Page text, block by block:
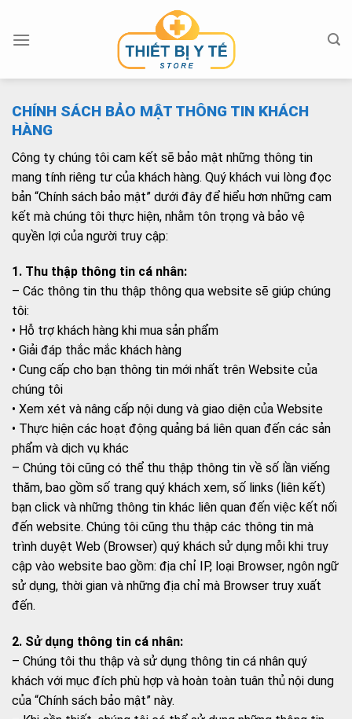
content
CHÍNH SÁCH BẢO MẬT THÔNG TIN KHÁCH
HÀNG
Công ty chúng tôi cam kết sẽ bảo mật những thông tin
mang tính riêng tư của khách hàng. Quý khách vui lòng đọc
bản “Chính sách bảo mật” dưới đây để hiểu hơn những cam
kết mà chúng tôi thực hiện, nhằm tôn trọng và bảo vệ
quyền lợi của người truy cập:
1. Thu thập thông tin cá nhân:
– Các thông tin thu thập thông qua website sẽ giúp chúng
tôi:
• Hỗ trợ khách hàng khi mua sản phẩm
• Giải đáp thắc mắc khách hàng
• Cung cấp cho bạn thông tin mới nhất trên Website của
chúng tôi
• Xem xét và nâng cấp nội dung và giao diện của Website
• Thực hiện các hoạt động quảng bá liên quan đến các sản
phẩm và dịch vụ khác
– Chúng tôi cũng có thể thu thập thông tin về số lần viếng
thăm, bao gồm số trang quý khách xem, số links (liên kết)
bạn click và những thông tin khác liên quan đến việc kết nối
đến website. Chúng tôi cũng thu thập các thông tin mà
trình duyệt Web (Browser) quý khách sử dụng mỗi khi truy
cập vào website bao gồm: địa chỉ IP, loại Browser, ngôn ngữ
sử dụng, thời gian và những địa chỉ mà Browser truy xuất
đến.
2. Sử dụng thông tin cá nhân:
– Chúng tôi thu thập và sử dụng thông tin cá nhân quý
khách với mục đích phù hợp và hoàn toàn tuân thủ nội dung
của “Chính sách bảo mật” này.